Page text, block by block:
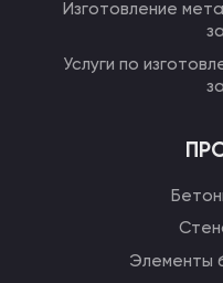
Изготовление
Услуги по
Элементы